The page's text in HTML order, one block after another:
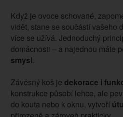
Když je ovoce schované,
vidět, stane se součástí vašeho
více se užívá. Jednoduchý
domácnosti – a najednou máte
smysl.
Závěsný koš je dekorace i
konstrukce působí lehce, ale
do kouta nebo k oknu, vytvoří